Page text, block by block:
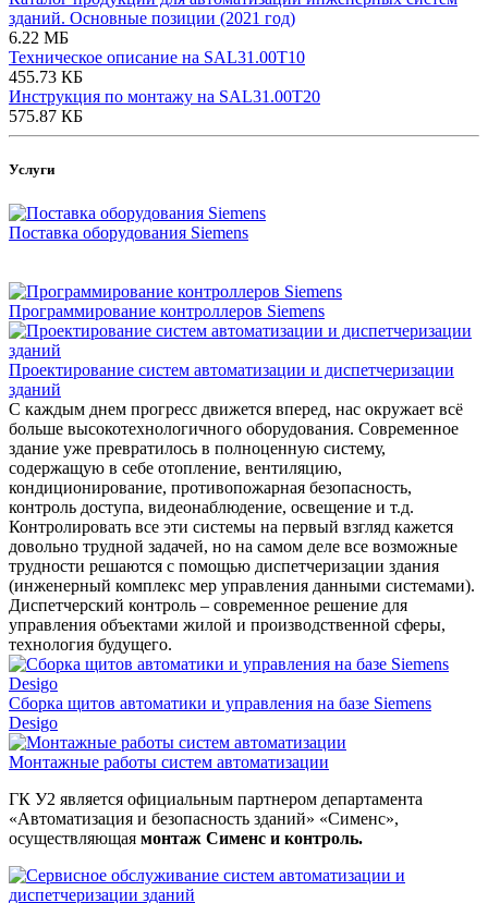
зданий. Основные позиции (2021 год)
6.22 МБ
Техническое описание на SAL31.00T10
455.73 КБ
Инструкция по монтажу на SAL31.00T20
575.87 КБ
Услуги
Поставка оборудования Siemens
Программирование контроллеров Siemens
Проектирование систем автоматизации и диспетчеризации
зданий
С каждым днем прогресс движется вперед, нас окружает всё
больше высокотехнологичного оборудования. Современное
здание уже превратилось в полноценную систему,
содержащую в себе отопление, вентиляцию,
кондиционирование, противопожарная безопасность,
контроль доступа, видеонаблюдение, освещение и т.д.
Контролировать все эти системы на первый взгляд кажется
довольно трудной задачей, но на самом деле все возможные
трудности решаются с помощью диспетчеризации здания
(инженерный комплекс мер управления данными системами).
Диспетчерский контроль – современное решение для
управления объектами жилой и производственной сферы,
технология будущего.
Сборка щитов автоматики и управления на базе Siemens
Desigo
Монтажные работы систем автоматизации
ГК У2 является официальным партнером департамента
«Автоматизация и безопасность зданий» «Сименс»,
осуществляющая монтаж Сименс и контроль.